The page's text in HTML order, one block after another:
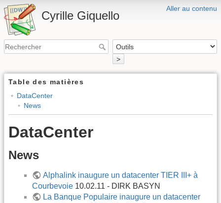
Aller au contenu
Cyrille Giquello
>
Table des matières
DataCenter
News
DataCenter
News
Alphalink inaugure un datacenter TIER III+ à
Courbevoie 10.02.11 - DIRK BASYN
La Banque Populaire inaugure un datacenter